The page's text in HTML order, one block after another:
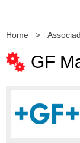
Home >
GF